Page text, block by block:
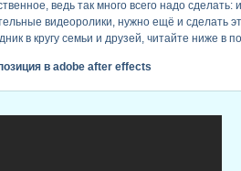
ведь так много всего надо сделать:
видеоролики, нужно ещё и сделать
в кругу семьи и друзей, читайте ниже в
в adobe after effects